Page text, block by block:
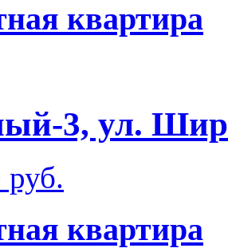
квартира
3, ул.
руб.
квартира